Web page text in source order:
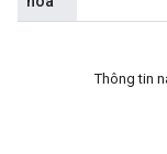
Thông tin